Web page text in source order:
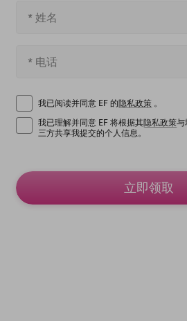
我已阅读并同意 EF 的隐私政策 。
我已理解并同意 EF 将根据其隐私政策与
三方共享我提交的个人信息。
立即领取